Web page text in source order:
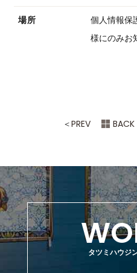
場所
個人情報保
様にのみお
＜PREV
タツミハウジ